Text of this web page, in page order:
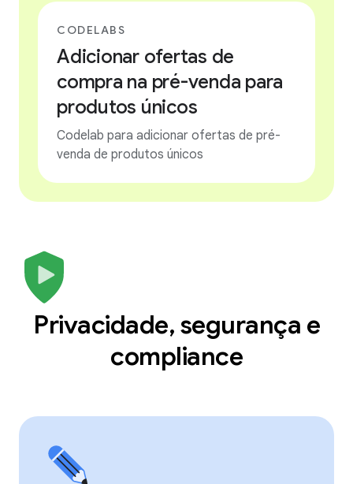
CODELABS
Adicionar ofertas de
compra na pré-venda para
produtos únicos
Codelab para adicionar ofertas de pré-
venda de produtos únicos
Privacidade, segurança e
compliance